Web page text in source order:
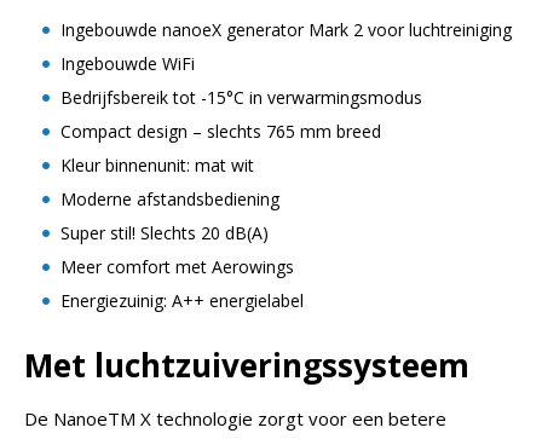
Ingebouwde nanoeX generator Mark 2 voor luchtreiniging
Ingebouwde WiFi
Bedrijfsbereik tot -15°C in verwarmingsmodus
Compact design – slechts 765 mm breed
Kleur binnenunit: mat wit
Moderne afstandsbediening
Super stil! Slechts 20 dB(A)
Meer comfort met Aerowings
Energiezuinig: A++ energielabel
Met luchtzuiveringssysteem
De NanoeTM X technologie zorgt voor een betere